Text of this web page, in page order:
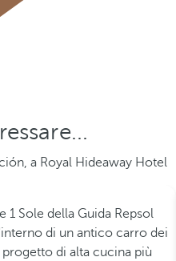
a Royal Hideaway Hotel
1 Sole della Guida Repsol
di un antico carro dei
di alta cucina più